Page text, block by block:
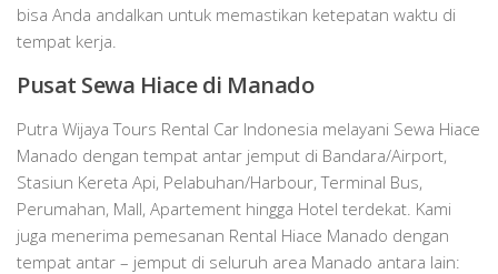
bisa Anda andalkan untuk memastikan ketepatan waktu di
tempat kerja.
Pusat Sewa Hiace di Manado
Putra Wijaya Tours Rental Car Indonesia melayani Sewa Hiace
Manado dengan tempat antar jemput di Bandara/Airport,
Stasiun Kereta Api, Pelabuhan/Harbour, Terminal Bus,
Perumahan, Mall, Apartement hingga Hotel terdekat. Kami
juga menerima pemesanan Rental Hiace Manado dengan
tempat antar – jemput di seluruh area Manado antara lain: